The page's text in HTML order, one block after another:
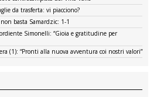
da trasferta: vi piacciono?
basta Samardzic: 1-1
Simonelli: “Gioia e gratitudine per
(1): “Pronti alla nuova avventura coi nostri valori”